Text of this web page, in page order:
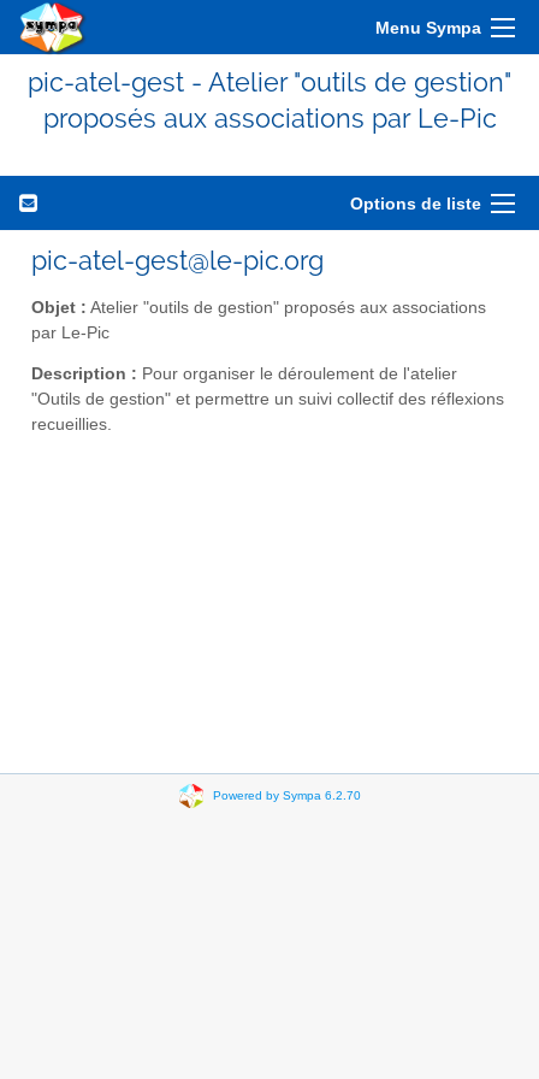
Menu Sympa
pic-atel-gest - Atelier "outils de gestion"
proposés aux associations par Le-Pic
Options de liste
pic-atel-gest@le-pic.org
Objet : Atelier "outils de gestion" proposés aux associations
par Le-Pic
Description : Pour organiser le déroulement de l'atelier
"Outils de gestion" et permettre un suivi collectif des réflexions
recueillies.
Powered by Sympa 6.2.70